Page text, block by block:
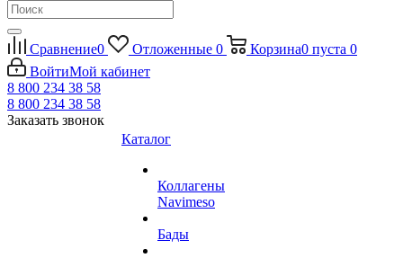
Сравнение0 Отложенные 0 Корзина0 пуста 0
ВойтиМой кабинет
8 800 234 38 58
8 800 234 38 58
Заказать звонок
Каталог
Коллагены
Navimeso
Бады